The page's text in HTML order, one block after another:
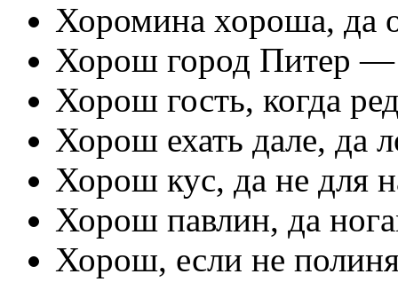
Хоромина хороша, да
Хорош город Питер —
Хорош гость, когда
Хорош ехать дале, да
Хорош кус, да не для
Хорош павлин, да
Хорош, если не